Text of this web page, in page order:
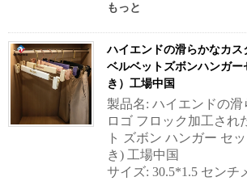
もっと
ハイエンドの滑らかなカ
ベルベットズボンハンガ
き）工場中国
製品名: ハイエンドの滑
ロゴ フロック加工され
ト ズボン ハンガー セ
き) 工場中国
サイズ: 30.5*1.5 センチ